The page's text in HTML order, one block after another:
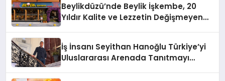
Hayata Geçirecek
Beylikdüzü’nde Beylik İşkembe, 20
Yıldır Kalite ve Lezzetin Değişmeyen
İş İnsanı Seyithan Hanoğlu Türkiye’yi
Uluslararası Arenada Tanıtmayı